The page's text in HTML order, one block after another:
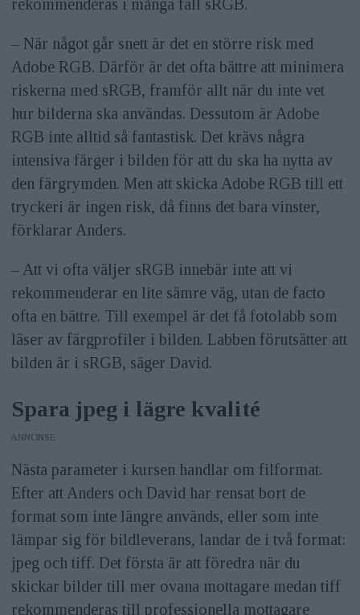
rekommenderas i många fall sRGB.
– När något går snett är det en större risk med
Adobe RGB. Därför är det ofta bättre att minimera
riskerna med sRGB, framför allt när du inte vet
hur bilderna ska användas. Dessutom är Adobe
RGB inte alltid så fantastisk. Det krävs några
intensiva färger i bilden för att du ska ha nytta av
den färgrymden. Men att skicka Adobe RGB till ett
tryckeri är ingen risk, då finns det bara vinster,
förklarar Anders.
– Att vi ofta väljer sRGB innebär inte att vi
rekommenderar en lite sämre väg, utan de facto
ofta en bättre. Till exempel är det få fotolabb som
läser av färgprofiler i bilden. Labben förutsätter att
bilden är i sRGB, säger David.
Spara jpeg i lägre kvalité
ANNONS
Nästa parameter i kursen handlar om filformat.
Efter att Anders och David har rensat bort de
format som inte längre används, eller som inte
lämpar sig för bildleverans, landar de i två format:
jpeg och tiff. Det första är att föredra när du
skickar bilder till mer ovana mottagare medan tiff
rekommenderas till professionella mottagare